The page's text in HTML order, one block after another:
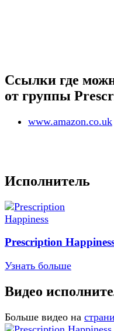
Ссылки где
от группы
www.amazon.co.uk
Исполнитель
Prescription
Узнать больше
Видео
Больше видео на